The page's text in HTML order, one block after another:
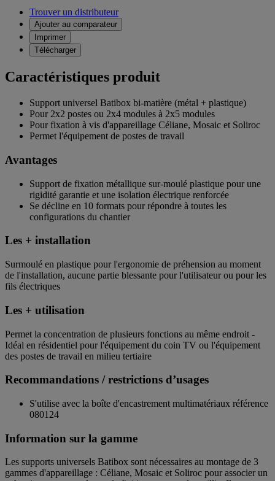
Trouver un distributeur
Ajouter au comparateur
Imprimer
Télécharger
Caractéristiques produit
Support universel Batibox bi-matière (métal + plastique)
Pour 2x2 postes ou 2x4 modules à 2x5 modules
Pour fixation à vis d'appareillage Céliane, Mosaic et Soliroc
Permet l'équipement de postes de travail
Avantages
Support de fixation métallique sur-moulé plastique pour une
rigidité garantie et une isolation électrique renforcée
Se décline en 10 formats pour répondre à toutes les
configurations du chantier
Les + installation
Surmoulé en plastique pour l'ergonomie de préhension au moment
de l'installation, aucune partie blessante pour l'utilisateur ou pour les
fils électriques
Les + utilisation
Permet la concentration de plusieurs fonctions au même endroit -
Idéal en résidentiel pour l'équipement du coin TV ou l'équipement
des postes de travail en milieu tertiaire
Recommandations / restrictions d’usages
S'utilise avec la boîte d'encastrement multimatériaux référence
080124
Information sur la gamme
Les supports universels Batibox sont nécessaires au montage de 3
gammes d'appareillage : Céliane, Mosaic et Soliroc pour associer un